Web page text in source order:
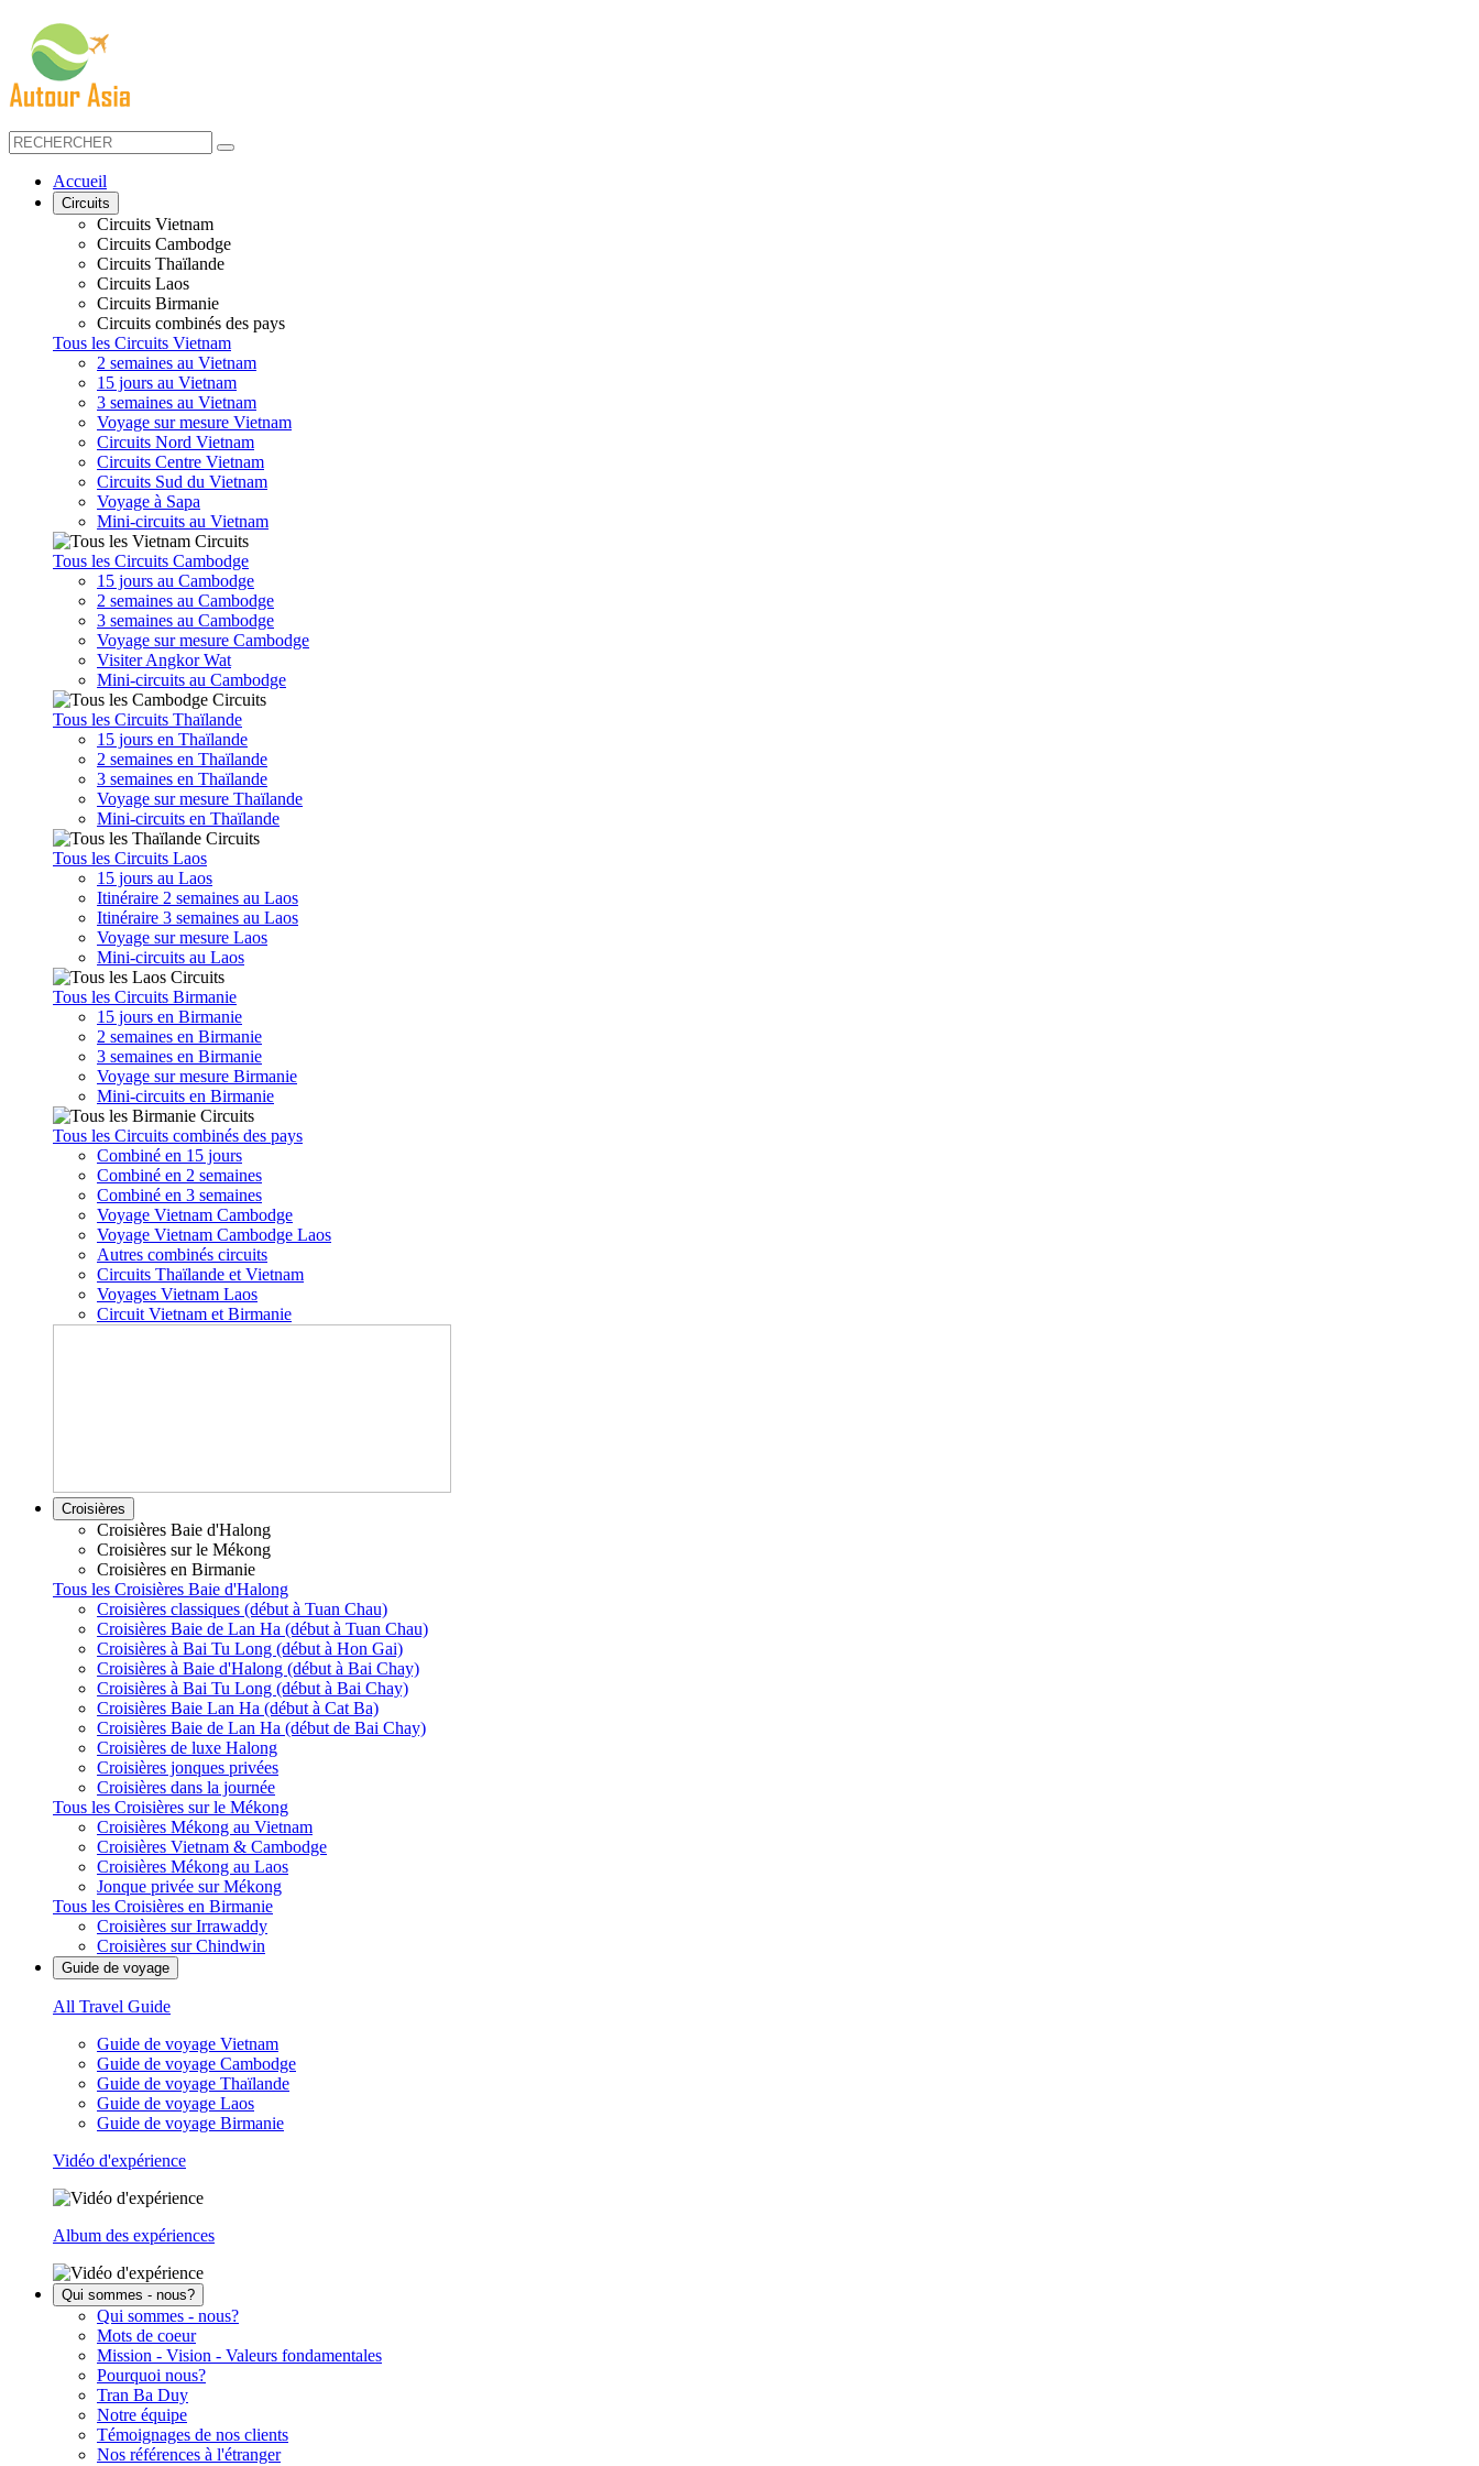
Accueil
Circuits
Circuits Vietnam
Circuits Cambodge
Circuits Thaïlande
Circuits Laos
Circuits Birmanie
Circuits combinés des pays
Tous les Circuits Vietnam
2 semaines au Vietnam
15 jours au Vietnam
3 semaines au Vietnam
Voyage sur mesure Vietnam
Circuits Nord Vietnam
Circuits Centre Vietnam
Circuits Sud du Vietnam
Voyage à Sapa
Mini-circuits au Vietnam
Tous les Circuits Cambodge
15 jours au Cambodge
2 semaines au Cambodge
3 semaines au Cambodge
Voyage sur mesure Cambodge
Visiter Angkor Wat
Mini-circuits au Cambodge
Tous les Circuits Thaïlande
15 jours en Thaïlande
2 semaines en Thaïlande
3 semaines en Thaïlande
Voyage sur mesure Thaïlande
Mini-circuits en Thaïlande
Tous les Circuits Laos
15 jours au Laos
Itinéraire 2 semaines au Laos
Itinéraire 3 semaines au Laos
Voyage sur mesure Laos
Mini-circuits au Laos
Tous les Circuits Birmanie
15 jours en Birmanie
2 semaines en Birmanie
3 semaines en Birmanie
Voyage sur mesure Birmanie
Mini-circuits en Birmanie
Tous les Circuits combinés des pays
Combiné en 15 jours
Combiné en 2 semaines
Combiné en 3 semaines
Voyage Vietnam Cambodge
Voyage Vietnam Cambodge Laos
Autres combinés circuits
Circuits Thaïlande et Vietnam
Voyages Vietnam Laos
Circuit Vietnam et Birmanie
Croisières
Croisières Baie d'Halong
Croisières sur le Mékong
Croisières en Birmanie
Tous les Croisières Baie d'Halong
Croisières classiques (début à Tuan Chau)
Croisières Baie de Lan Ha (début à Tuan Chau)
Croisières à Bai Tu Long (début à Hon Gai)
Croisières à Baie d'Halong (début à Bai Chay)
Croisières à Bai Tu Long (début à Bai Chay)
Croisières Baie Lan Ha (début à Cat Ba)
Croisières Baie de Lan Ha (début de Bai Chay)
Croisières de luxe Halong
Croisières jonques privées
Croisières dans la journée
Tous les Croisières sur le Mékong
Croisières Mékong au Vietnam
Croisières Vietnam & Cambodge
Croisières Mékong au Laos
Jonque privée sur Mékong
Tous les Croisières en Birmanie
Croisières sur Irrawaddy
Croisières sur Chindwin
Guide de voyage
All Travel Guide
Guide de voyage Vietnam
Guide de voyage Cambodge
Guide de voyage Thaïlande
Guide de voyage Laos
Guide de voyage Birmanie
Vidéo d'expérience
Album des expériences
Qui sommes - nous?
Qui sommes - nous?
Mots de coeur
Mission - Vision - Valeurs fondamentales
Pourquoi nous?
Tran Ba Duy
Notre équipe
Témoignages de nos clients
Nos références à l'étranger